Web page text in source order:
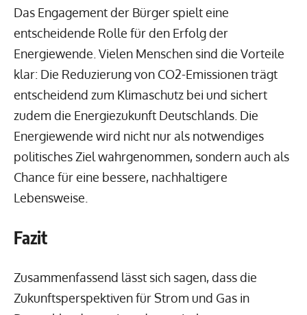
Das Engagement der Bürger spielt eine
entscheidende Rolle für den Erfolg der
Energiewende. Vielen Menschen sind die Vorteile
klar: Die Reduzierung von CO2-Emissionen trägt
entscheidend zum Klimaschutz bei und sichert
zudem die Energiezukunft Deutschlands. Die
Energiewende wird nicht nur als notwendiges
politisches Ziel wahrgenommen, sondern auch als
Chance für eine bessere, nachhaltigere
Lebensweise.
Fazit
Zusammenfassend lässt sich sagen, dass die
Zukunftsperspektiven für Strom und Gas in